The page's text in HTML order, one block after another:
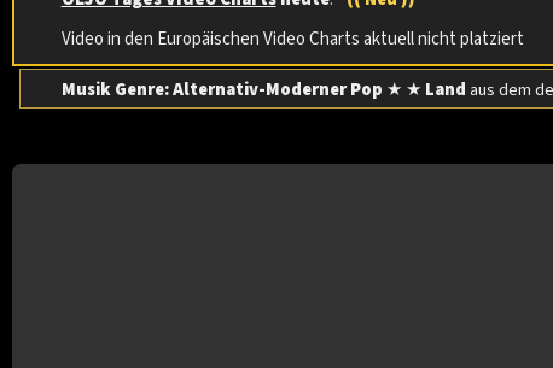
Video in den Europäischen Video Charts aktuell nicht platziert
Musik Genre: Alternativ-Moderner Pop ★ ★ Landaus dem